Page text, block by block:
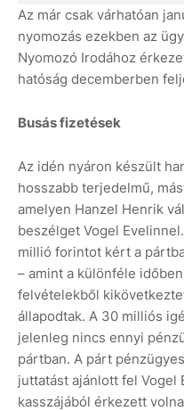
Az már csak várhatóan
nyomozás ezekben az
Nyomozó Irodához
hatóság decemberben
Busás fizetések
Az idén nyáron készült
hosszabb terjedelmű,
amelyen Hanzel Henrik
beszélget Vogel
millió forintot kért a
– amint a különféle
felvételekből
állapodtak. A 30 milliós
jelenleg nincs ennyi
pártban. A párt
juttatást ajánlott fel Vogel
kasszájából érkezett